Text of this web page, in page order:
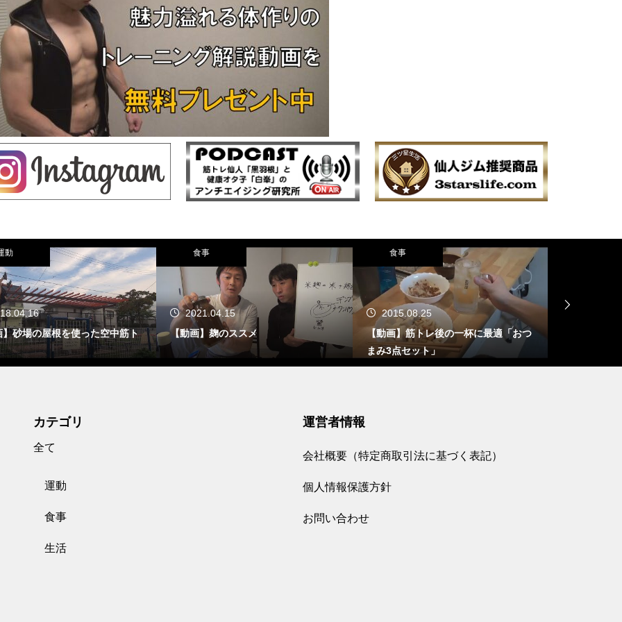
動
】砂場の屋根を使った空中筋ト
食事
2021.04.15
【動画】麹のススメ
食事
2015.08.25
【動画】筋トレ後の一杯に最適「おつ
まみ3点セット」
カテゴリ
全て
運動
食事
生活
運営者情報
会社概要（特定商取引法に基づく表記）
個人情報保護方針
お問い合わせ